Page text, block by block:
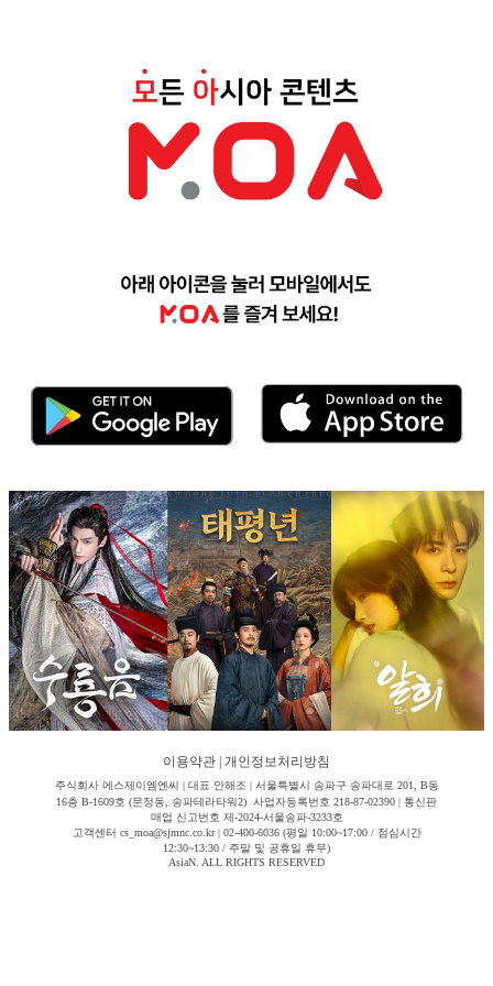
이용약관 개인정보처리방침
주식회사 에스제이엠엔씨 | 대표 안해조 | 서울특별시 송파구 송파대로 201, B동
16층 B-1609호 (문정동, 송파테라타워2) 사업자등록번호 218-87-02390 | 통신판
매업 신고번호 제-2024-서울송파-3233호
고객센터 cs_moa@sjmnc.co.kr | 02-400-6036 (평일 10:00~17:00 / 점심시간
12:30~13:30 / 주말 및 공휴일 휴무)
AsiaN. ALL RIGHTS RESERVED